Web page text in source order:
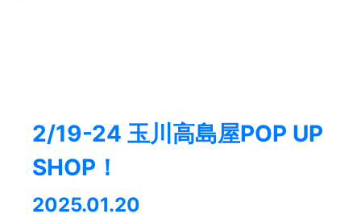
2/19-24 玉川高島屋POP UP
SHOP！
2025.01.20